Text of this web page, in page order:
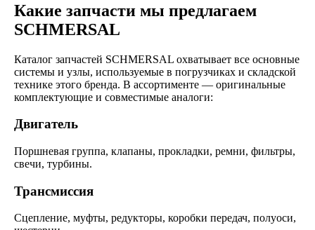
Какие запчасти мы предлагаем
SCHMERSAL
Каталог запчастей SCHMERSAL охватывает все основные
системы и узлы, используемые в погрузчиках и складской
технике этого бренда. В ассортименте — оригинальные
комплектующие и совместимые аналоги:
Двигатель
Поршневая группа, клапаны, прокладки, ремни, фильтры,
свечи, турбины.
Трансмиссия
Сцепление, муфты, редукторы, коробки передач, полуоси,